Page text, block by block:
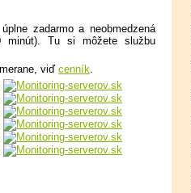
zadarmo a neobmedzená
minút). Tu si môžete službu
viď cenník.